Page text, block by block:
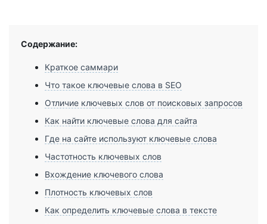
Содержание:
Краткое саммари
Что такое ключевые слова в SEO
Отличие ключевых слов от поисковых запросов
Как найти ключевые слова для сайта
Где на сайте используют ключевые слова
Частотность ключевых слов
Вхождение ключевого слова
Плотность ключевых слов
Как определить ключевые слова в тексте